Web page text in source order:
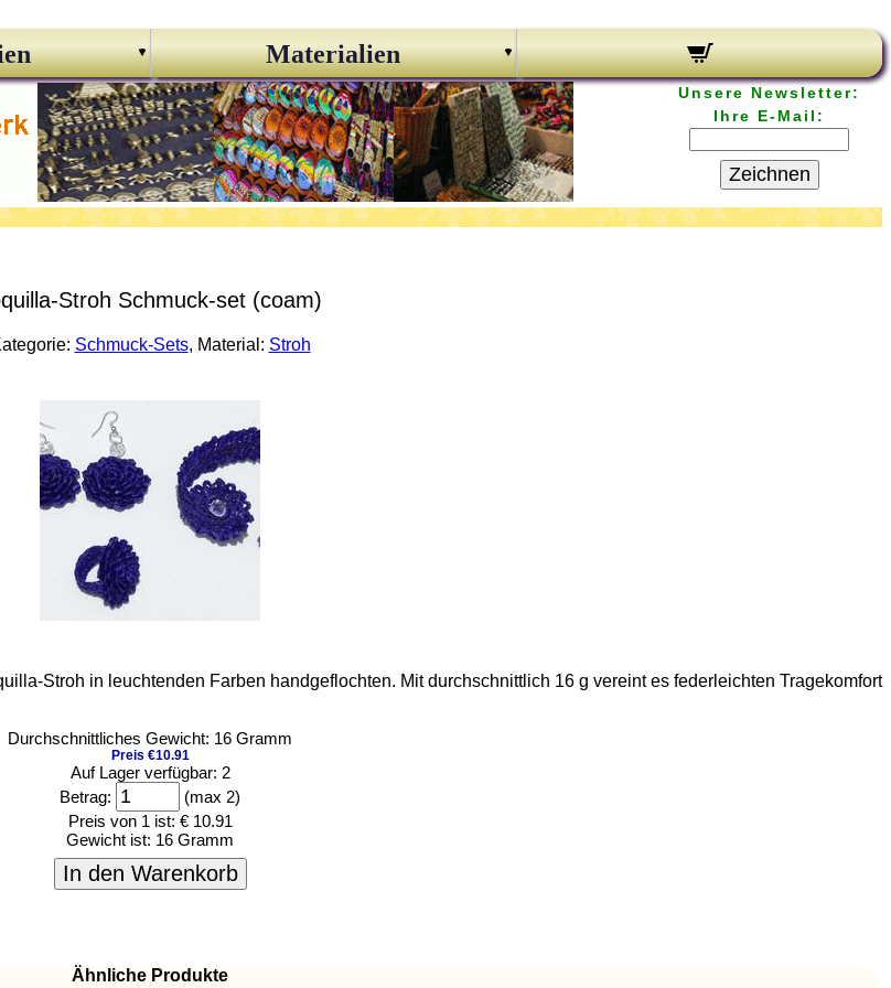
Materialien
Unsere Newsletter:
Ihre E-Mail:
Zeichnen
Stroh Schmuck-set (coam)
Schmuck-Sets, Material: Stroh
Stroh in leuchtenden Farben handgeflochten. Mit durchschnittlich 16 g vereint es federleichten Tragekomfort
Durchschnittliches Gewicht: 16 Gramm
Preis €10.91
Auf Lager verfügbar: 2
Betrag:
(max 2)
Preis von 1 ist: € 10.91
Gewicht ist: 16 Gramm
In den Warenkorb
Ähnliche Produkte